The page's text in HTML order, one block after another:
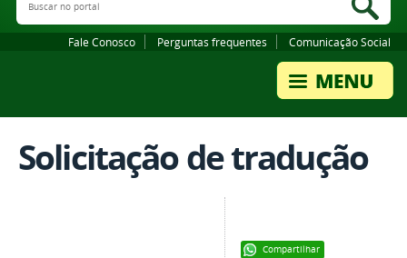
Fale Conosco Perguntas frequentes Comunicação Social
Solicitação de tradução
Compartilhar